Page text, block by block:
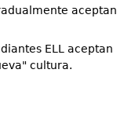
aceptan
ELL aceptan
cultura.